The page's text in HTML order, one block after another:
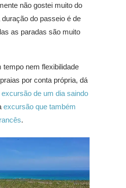
não gostei muito do
do passeio é de
as paradas são muito
tempo nem flexibilidade
por conta própria, dá
excursão de um dia saindo
excursão que também
.